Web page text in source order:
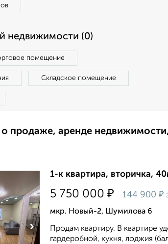
недвижимости (0)
помещение
Складское помещение
продаже, аренде
›
1-к квартира, вторичка,
5 750 000 ₽ 144 900 ₽
мкр. Новый-2, Шумилова 6
Продам квартиру. В квартире
гардеробной, кухня, лоджия